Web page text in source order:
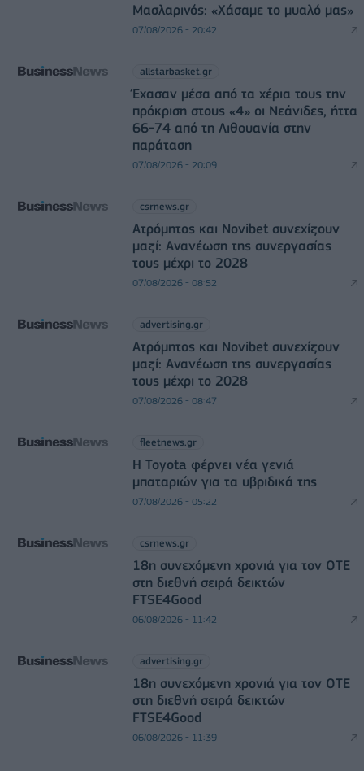
Μασλαρινός: «Χάσαμε το μυαλό μας»
07/08/2026 - 20:42
allstarbasket.gr
Έχασαν μέσα από τα χέρια τους την
πρόκριση στους «4» οι Νεάνιδες, ήττα
66-74 από τη Λιθουανία στην
παράταση
07/08/2026 - 20:09
csrnews.gr
Ατρόμητος και Novibet συνεχίζουν
μαζί: Ανανέωση της συνεργασίας
τους μέχρι το 2028
07/08/2026 - 08:52
advertising.gr
Ατρόμητος και Novibet συνεχίζουν
μαζί: Ανανέωση της συνεργασίας
τους μέχρι το 2028
07/08/2026 - 08:47
fleetnews.gr
Η Toyota φέρνει νέα γενιά
μπαταριών για τα υβριδικά της
07/08/2026 - 05:22
csrnews.gr
18η συνεχόμενη χρονιά για τον ΟΤΕ
στη διεθνή σειρά δεικτών
FTSE4Good
06/08/2026 - 11:42
advertising.gr
18η συνεχόμενη χρονιά για τον ΟΤΕ
στη διεθνή σειρά δεικτών
FTSE4Good
06/08/2026 - 11:39